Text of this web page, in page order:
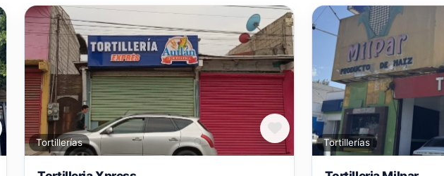
Favorito
Tortillerías
Favorito
Tortillerías